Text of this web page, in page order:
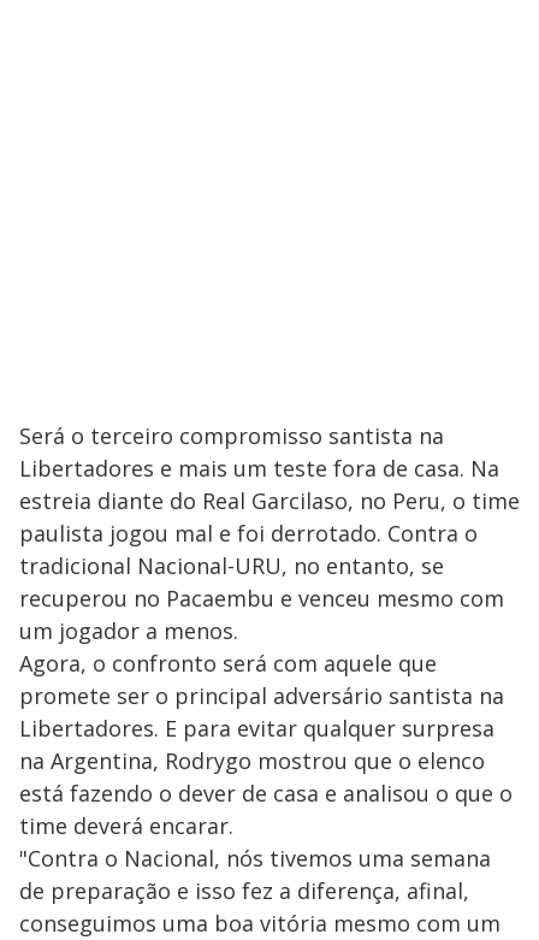
Será o terceiro compromisso santista na
Libertadores e mais um teste fora de casa. Na
estreia diante do Real Garcilaso, no Peru, o time
paulista jogou mal e foi derrotado. Contra o
tradicional Nacional-URU, no entanto, se
recuperou no Pacaembu e venceu mesmo com
um jogador a menos.
Agora, o confronto será com aquele que
promete ser o principal adversário santista na
Libertadores. E para evitar qualquer surpresa
na Argentina, Rodrygo mostrou que o elenco
está fazendo o dever de casa e analisou o que o
time deverá encarar.
"Contra o Nacional, nós tivemos uma semana
de preparação e isso fez a diferença, afinal,
conseguimos uma boa vitória mesmo com um